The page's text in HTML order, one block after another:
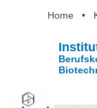
Home •